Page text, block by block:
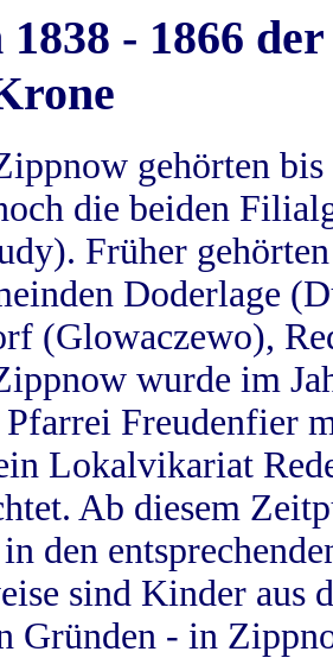
1838 - 1866
gehörten
die beiden
Früher
Doderlage
(Glowaczewo),
wurde im
Pfarrei Freudenfier
Lokalvikariat
Ab diesem
den
sind Kinder aus
Gründen - in